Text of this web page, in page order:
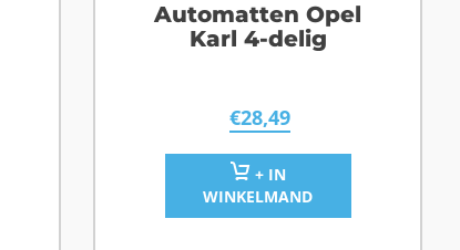
Automatten Opel
Karl 4-delig
€28,49
+ IN
WINKELMAND